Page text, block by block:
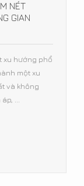
NÉT
GIAN
xu hướng phổ
một xu
và không
...